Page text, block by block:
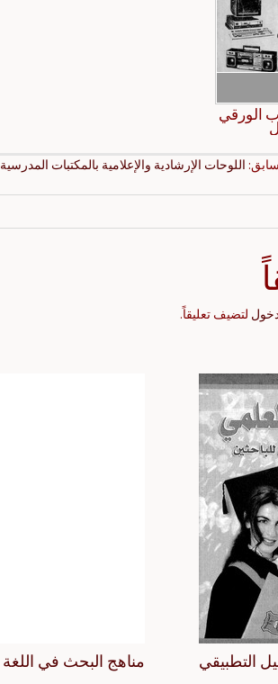
الورقي
اللوحات الإرشادية والإعلامية بالمكتبات المدرسية
لتضيف تعليقاً.
مناهج البحث في اللغة
التطبيقي